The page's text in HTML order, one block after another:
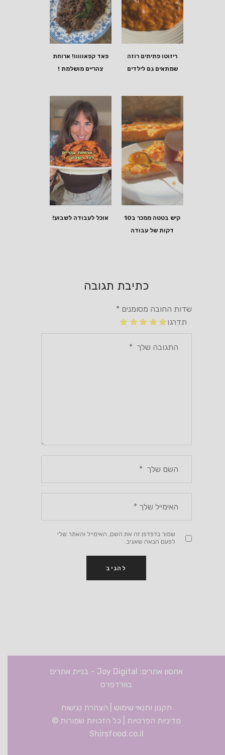
פאד קפאווווו! ארוחת
צהריים מושלמת !
ריזוטו פתיתים רוזה
שמתאים גם לילדים
אוכל לעבודה לשבוע!
קיש בטטה ממכר ב10
דקות של עבודה
כתיבת תגובה
שדות החובה מסומנים *
תדרגו
שמור בדפדפן זה את השם, האימייל והאתר שלי
לפעם הבאה שאגיב.
אחסון אתרים: Joy Digital – בניית אתרים
בוורדפרס
תקנון ותנאי שימוש
הצהרת נגישות
מדיניות הפרטיות | כל הזכויות שמורות ©
Shirsfood.co.il